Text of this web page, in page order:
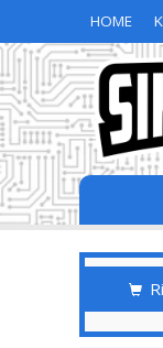
HOME